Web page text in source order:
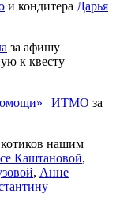
и кондитера Дарья
за афишу
к квесту
| ИТМО за
нашим
Каштановой,
, Анне